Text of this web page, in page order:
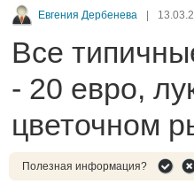
Евгения Дербенева
Все
- 20 евро,
цветочном
Полезная информация?